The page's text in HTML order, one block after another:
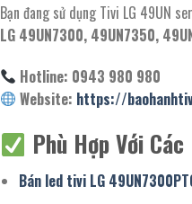
Bạn đang sử dụng Tivi LG 49UN
LG 49UN7300, 49UN7350,
Hotline: 0943 980 980
Website: https://
Phù Hợp Với
Bán led tivi LG